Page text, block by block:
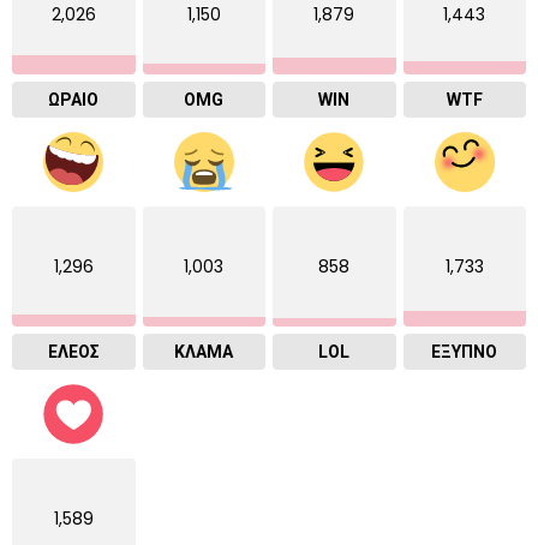
2,026
ΩΡΑΙΟ
1,150
OMG
1,879
WIN
1,443
WTF
1,296
ΕΛΕΟΣ
1,003
ΚΛΑΜΑ
858
LOL
1,733
ΈΞΥΠΝΟ
1,589